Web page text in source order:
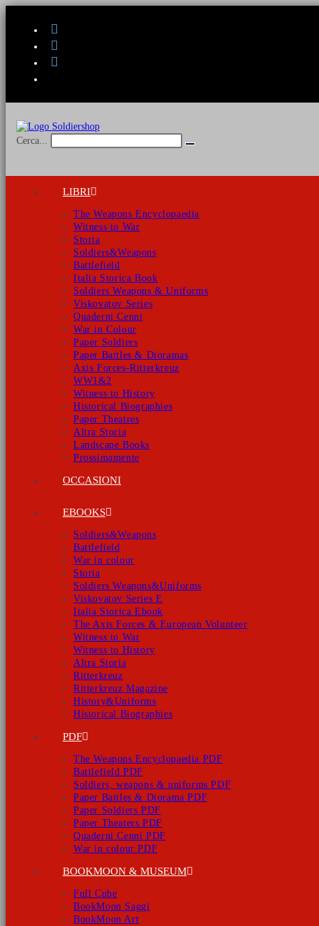
Cerca...
Invia
LIBRI
The Weapons Encyclopaedia
Witness to War
Storia
Soldiers&Weapons
Battlefield
Italia Storica Book
Soldiers Weapons & Uniforms
Viskovatov Series
Quaderni Cenni
War in Colour
Paper Soldiers
Paper Battles & Dioramas
Axis Forces-Ritterkreuz
WW1&2
Witness to History
Historical Biographies
Paper Theatres
Altra Storia
Landscape Books
Prossimamente
OCCASIONI
EBOOKS
Soldiers&Weapons
Battlefield
War in colour
Storia
Soldiers Weapons&Uniforms
Viskovatov Series E
Italia Storica Ebook
The Axis Forces & European Volunteer
Witness to War
Witness to History
Altra Storia
Ritterkreuz
Ritterkreuz Magazine
History&Uniforms
Historical Biographies
PDF
The Weapons Encyclopaedia PDF
Battlefield PDF
Soldiers, weapons & uniforms PDF
Paper Battles & Diorama PDF
Paper Soldiers PDF
Paper Theaters PDF
Quaderni Cenni PDF
War in colour PDF
BOOKMOON & MUSEUM
Full Cube
BookMoon Saggi
BookMoon Art